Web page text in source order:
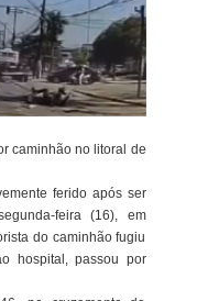
caminhão no litoral de
ferido após ser
feira (16), em
do caminhão fugiu
hospital, passou por